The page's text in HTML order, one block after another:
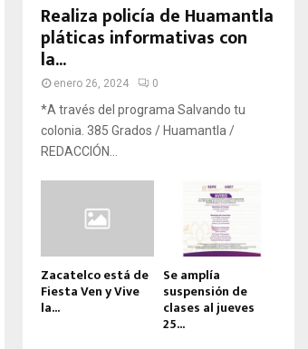
Realiza policía de Huamantla
pláticas informativas con
la...
enero 26, 2024 0
*A través del programa Salvando tu
colonia. 385 Grados / Huamantla /
REDACCIÓN...
Zacatelco está de
Fiesta Ven y Vive
la...
Se amplía
suspensión de
clases al jueves
25...